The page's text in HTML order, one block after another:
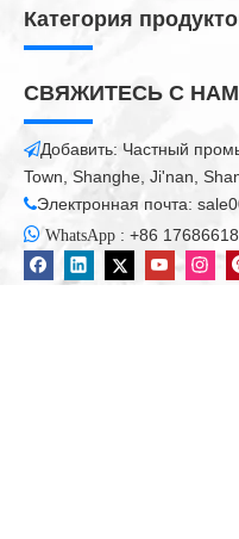
Категория
СВЯЖИТЕСЬ С
Добавить: Частный
Town, Shanghe, Ji'nan,
Электронная почта:
 WhatsApp : +86